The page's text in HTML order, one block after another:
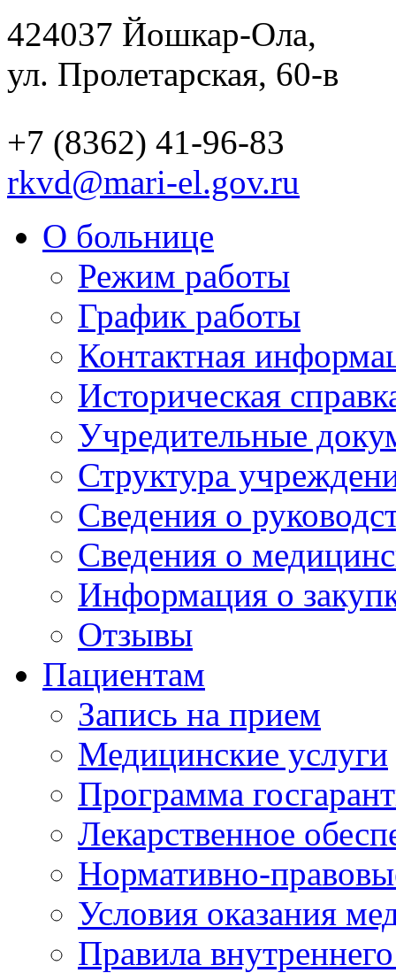
424037 Йошкар-Ола,
ул. Пролетарская, 60-в
+7 (8362) 41-96-83
rkvd@mari-el.gov.ru
О больнице
Режим работы
График работы
Контактная
Историческая
Учредительные
Структура
Сведения о
Сведения о
Информация о
Отзывы
Пациентам
Запись на прием
Медицинские услуги
Программа
Лекарственное
Нормативно-
Условия оказания
Правила